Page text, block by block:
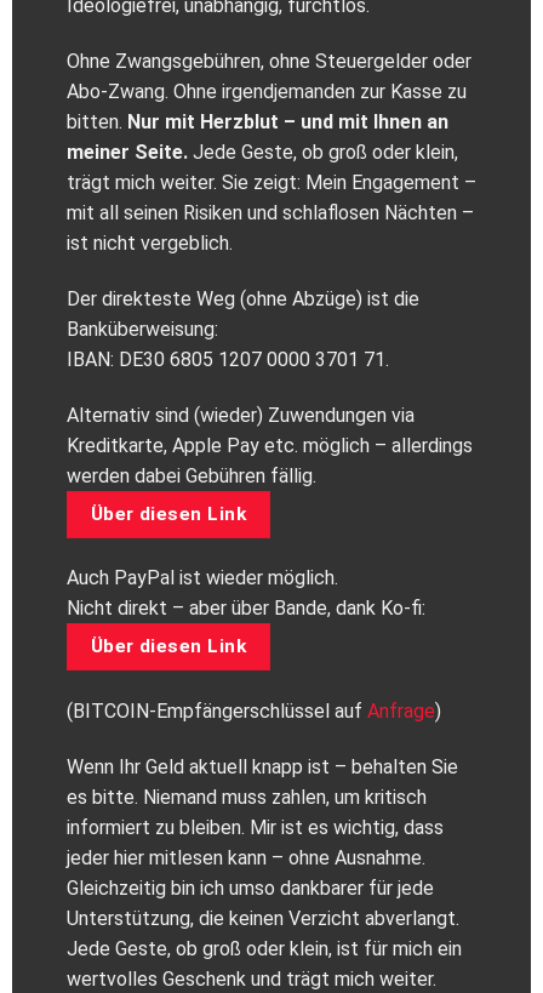
Ideologiefrei, unabhängig, furchtlos.
Ohne Zwangsgebühren, ohne Steuergelder oder
Abo‑Zwang. Ohne irgendjemanden zur Kasse zu
bitten. Nur mit Herzblut – und mit Ihnen an
meiner Seite. Jede Geste, ob groß oder klein,
trägt mich weiter. Sie zeigt: Mein Engagement –
mit all seinen Risiken und schlaflosen Nächten –
ist nicht vergeblich.
Der direkteste Weg (ohne Abzüge) ist die
Banküberweisung:
IBAN: DE30 6805 1207 0000 3701 71.
Alternativ sind (wieder) Zuwendungen via
Kreditkarte, Apple Pay etc. möglich – allerdings
werden dabei Gebühren fällig.
Über diesen Link
Auch PayPal ist wieder möglich.
Nicht direkt – aber über Bande, dank Ko-fi:
Über diesen Link
(BITCOIN-Empfängerschlüssel auf Anfrage)
Wenn Ihr Geld aktuell knapp ist – behalten Sie
es bitte. Niemand muss zahlen, um kritisch
informiert zu bleiben. Mir ist es wichtig, dass
jeder hier mitlesen kann – ohne Ausnahme.
Gleichzeitig bin ich umso dankbarer für jede
Unterstützung, die keinen Verzicht abverlangt.
Jede Geste, ob groß oder klein, ist für mich ein
wertvolles Geschenk und trägt mich weiter.